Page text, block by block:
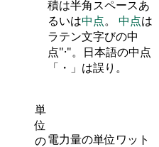
単
位
の
積は半角スペースあ
るいは中点。 中点は
ラテン文字びの中
点"·"。日本語の中点
「・」は誤り。
電力量の単位ワット